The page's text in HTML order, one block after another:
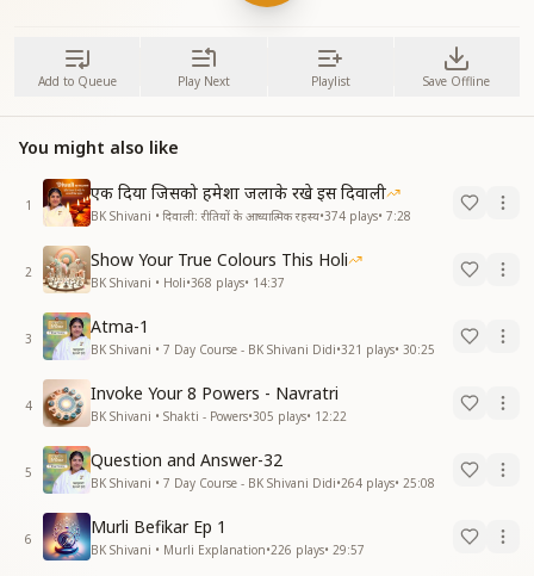
Add to Queue Play Next Playlist Save Offline
You might also like
1
एक दिया जिसको हमेशा जलाके रखे इस दिवाली
BK Shivani • दिवाली: रीतियों के आध्यात्मिक रहस्य•374 plays• 7:28
2
Show Your True Colours This Holi
BK Shivani • Holi•368 plays• 14:37
3
Atma-1
BK Shivani • 7 Day Course - BK Shivani Didi•321 plays• 30:25
4
Invoke Your 8 Powers - Navratri
BK Shivani • Shakti - Powers•305 plays• 12:22
5
Question and Answer-32
BK Shivani • 7 Day Course - BK Shivani Didi•264 plays• 25:08
6
Murli Befikar Ep 1
BK Shivani • Murli Explanation•226 plays• 29:57